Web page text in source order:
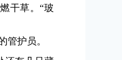
干草。“玻
护员。